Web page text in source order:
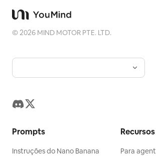
©2026 MIND MOTOR PTE. LTD.
Prompts
Instruções do Nano Banana
Recursos
Para